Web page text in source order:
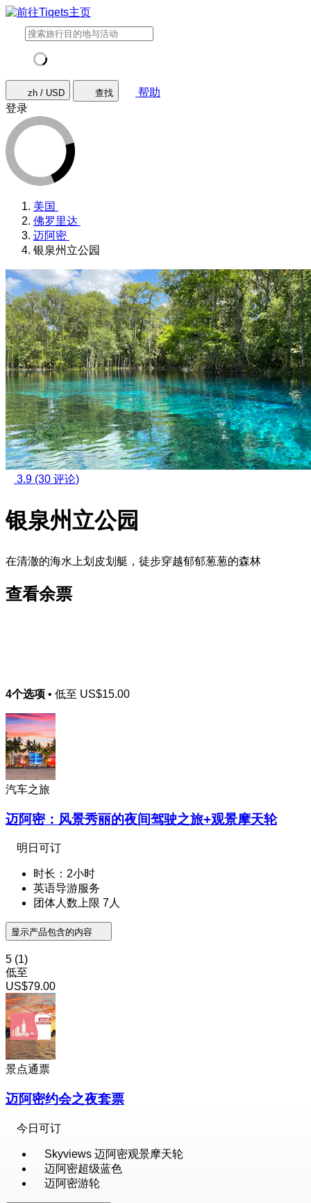
zh / USD 查找
帮助
登录
美国
佛罗里达
迈阿密
银泉州立公园
3.9 (30 评论)
银泉州立公园
在清澈的海水上划皮划艇，徒步穿越郁郁葱葱的森林
查看余票
4个选项 • 低至 US$15.00
汽车之旅
迈阿密：风景秀丽的夜间驾驶之旅+观景摩天轮
明日可订
时长：2小时
英语导游服务
团体人数上限 7人
显示产品包含的内容
5 (1)
低至
US$79.00
景点通票
迈阿密约会之夜套票
今日可订
Skyviews 迈阿密观景摩天轮
迈阿密超级蓝色
迈阿密游轮